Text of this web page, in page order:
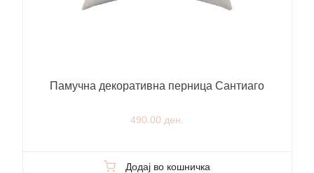
Памучна декоративна перница Сантиаго
490.00 ден.
Додај во кошничка